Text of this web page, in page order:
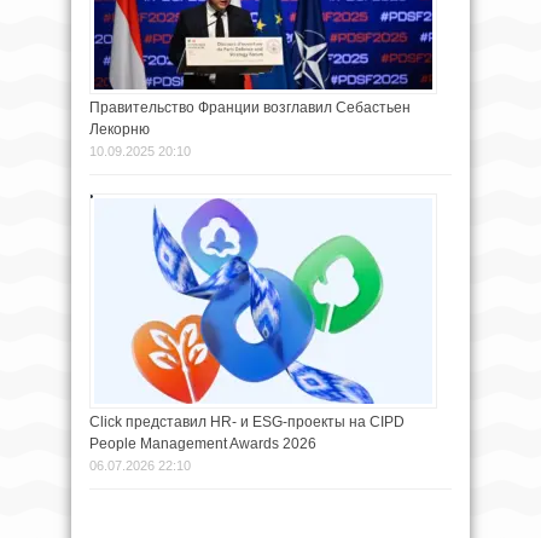
Правительство Франции возглавил Себастьен
Лекорню
10.09.2025 20:10
Click представил HR- и ESG-проекты на CIPD
People Management Awards 2026
06.07.2026 22:10